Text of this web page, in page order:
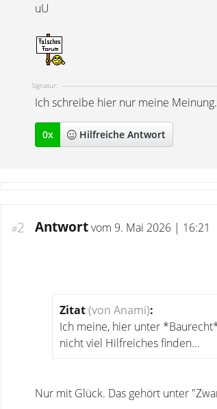
uU
Signatur:
Ich schreibe hier nur meine Meinung.
0x Hilfreiche Antwort
#2 Antwortvom 9. Mai 2026 | 16:21
Zitat(von Anami):
Ich meine, hier unter
nicht viel Hilfreiches finden...
Nur mit Glück. Das gehört unter